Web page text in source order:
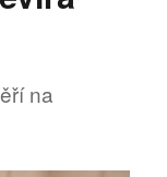
na